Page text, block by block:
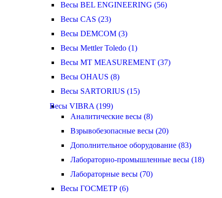
Весы BEL ENGINEERING (56)
Весы CAS (23)
Весы DEMCOM (3)
Весы Mettler Toledo (1)
Весы MT MEASUREMENT (37)
Весы OHAUS (8)
Весы SARTORIUS (15)
Весы VIBRA (199)
Аналитические весы (8)
Взрывобезопасные весы (20)
Дополнительное оборудование (83)
Лабораторно-промышленные весы (18)
Лабораторные весы (70)
Весы ГОСМЕТР (6)